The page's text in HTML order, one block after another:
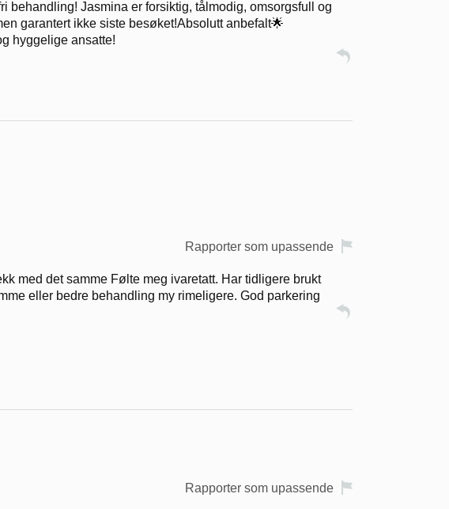
behandling! Jasmina er forsiktig, tålmodig, omsorgsfull og
garantert ikke siste besøket!Absolutt anbefalt🌟
hyggelige ansatte!
Rapporter som upassende
med det samme Følte meg ivaretatt. Har tidligere brukt
eller bedre behandling my rimeligere. God parkering
Rapporter som upassende